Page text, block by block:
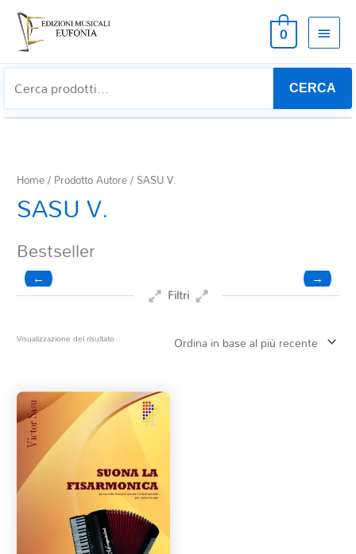
0
CERCA
Home/ Prodotto Autore / SASU V.
SASU V.
Bestseller
← →
Filtri
Clarinetto basso
Composizioni originali
Natale
QR base
QR esecuzione
Trascrizioni e Arrangiamenti
Visualizzazione del risultato